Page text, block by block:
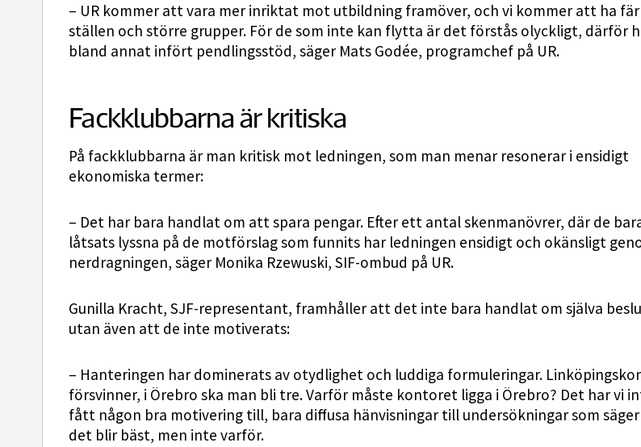
– UR kommer att vara mer inriktat mot utbildning framöver, och vi kommer att ha
ställen och större grupper. För de som inte kan flytta är det förstås olyckligt, därför
bland annat infört pendlingsstöd, säger Mats Godée, programchef på UR.
Fackklubbarna är kritiska
På fackklubbarna är man kritisk mot ledningen, som man menar resonerar i ensidigt
ekonomiska termer:
– Det har bara handlat om att spara pengar. Efter ett antal skenmanövrer, där de
låtsats lyssna på de motförslag som funnits har ledningen ensidigt och okänsligt
nerdragningen, säger Monika Rzewuski, SIF-ombud på UR.
Gunilla Kracht, SJF-representant, framhåller att det inte bara handlat om själva
utan även att de inte motiverats:
– Hanteringen har dominerats av otydlighet och luddiga formuleringar.
försvinner, i Örebro ska man bli tre. Varför måste kontoret ligga i Örebro? Det har vi
fått någon bra motivering till, bara diffusa hänvisningar till undersökningar som
det blir bäst, men inte varför.